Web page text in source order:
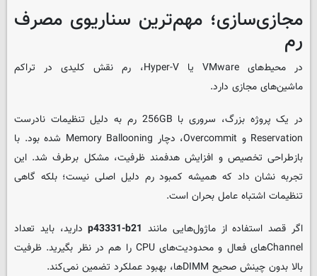
مجازی‌سازی؛ مهم‌ترین سناریوی مصرف
رم
در محیط‌های VMware یا Hyper-V، رم نقش کلیدی در تراکم
ماشین‌های مجازی دارد.
در یک پروژه بزرگ، سروری با 256GB رم به دلیل تنظیمات نادرست
Reservation و Overcommit، دچار Memory Ballooning شده بود. با
بازطراحی تخصیص و افزایش هدفمند ظرفیت، مشکل برطرف شد. این
تجربه نشان داد که همیشه کمبود رم دلیل اصلی نیست؛ بلکه گاهی
تنظیمات اشتباه عامل بحران است.
اگر قصد استفاده از ماژول‌هایی مانند p43331-b21دارید، باید تعداد
Channelهای فعال و محدودیت‌های CPU را هم در نظر بگیرید. ظرفیت
بالا بدون چینش صحیح DIMMها، بهبود عملکرد تضمین نمی‌کند.